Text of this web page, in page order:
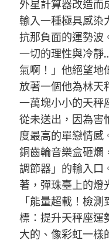
外星計算器改造而
輸入一種極具感染
抗那負面的運勢波
一切的理性與冷靜
氣啊！」他絕望地
放著一個他為林天
一萬塊小小的天秤
從未送出，因為害
度最高的單戀情感
銅齒輪音樂盒砸爛
調節器」的輸入口
著，彈珠臺上的燈
「能量超載！檢
標：提升天秤座運
大的、像彩虹一樣